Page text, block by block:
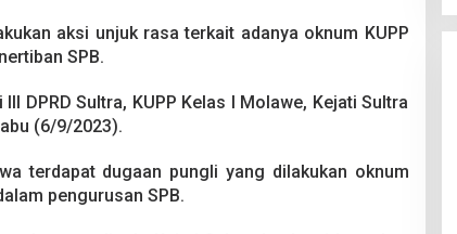
aksi unjuk rasa terkait adanya oknum KUPP
SPB.
DPRD Sultra, KUPP Kelas I Molawe, Kejati Sultra
(6/9/2023).
terdapat dugaan pungli yang dilakukan oknum
pengurusan SPB.